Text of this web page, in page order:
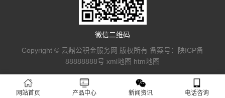
微信二维码
Copyright © 云鼎公积金服务网 版权所有 备案号：
陕ICP备
88888888号 xml地图 htm地图
网站首页 产品中心 新闻资讯 电话咨询